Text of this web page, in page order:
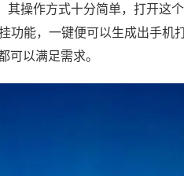
其操作方式十分简单，打开这
功能，一键便可以生成出手机
可以满足需求。